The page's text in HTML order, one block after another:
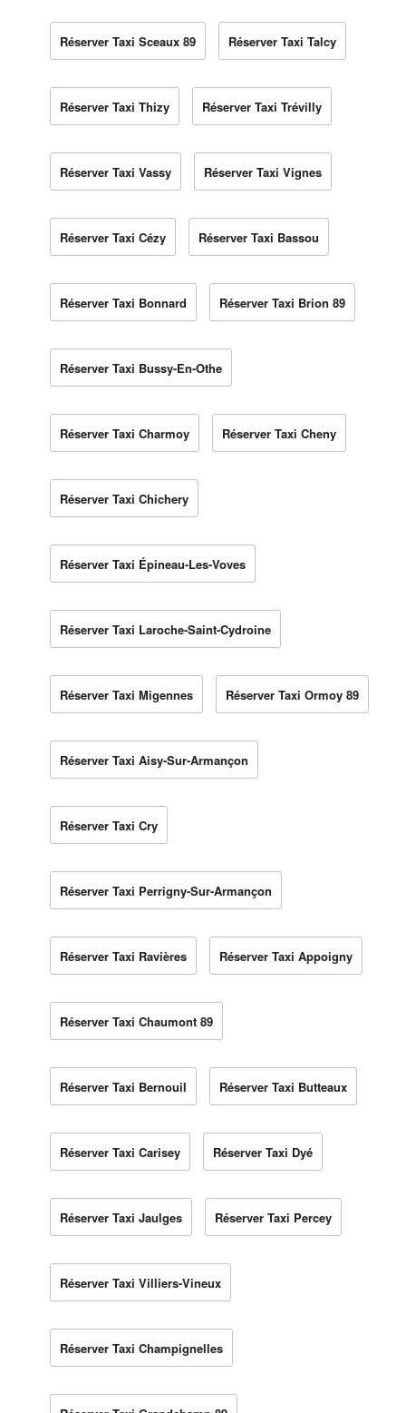
Réserver Taxi Sceaux 89 Réserver Taxi Talcy
Réserver Taxi Thizy Réserver Taxi Trévilly
Réserver Taxi Vassy Réserver Taxi Vignes
Réserver Taxi Cézy Réserver Taxi Bassou
Réserver Taxi Bonnard Réserver Taxi Brion 89
Réserver Taxi Bussy-En-Othe
Réserver Taxi Charmoy Réserver Taxi Cheny
Réserver Taxi Chichery
Réserver Taxi Épineau-Les-Voves
Réserver Taxi Laroche-Saint-Cydroine
Réserver Taxi Migennes Réserver Taxi Ormoy 89
Réserver Taxi Aisy-Sur-Armançon
Réserver Taxi Cry
Réserver Taxi Perrigny-Sur-Armançon
Réserver Taxi Ravières Réserver Taxi Appoigny
Réserver Taxi Chaumont 89
Réserver Taxi Bernouil Réserver Taxi Butteaux
Réserver Taxi Carisey Réserver Taxi Dyé
Réserver Taxi Jaulges Réserver Taxi Percey
Réserver Taxi Villiers-Vineux
Réserver Taxi Champignelles